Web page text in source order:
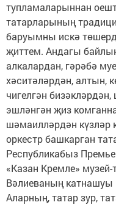
тупламаларыннан
татарларының
баруымны искә
җиттем. Андагы
алкалардан, гәрәбә
хәситәләрдән, алтын,
чигелгән
эшләнгән җиз
шәмаилләрдән күзләр
оркестр башкарган
Республикабыз
«Казан Кремле»
Вәлиеваның катнашуы
Аларның, татар зур,